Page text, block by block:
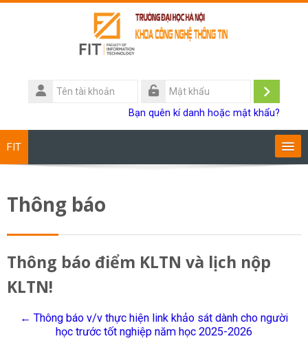
Tên
tài
Đăng
Bạn quên kí danh hoặc mật khẩu?
FIT
Giảng viên
Sinh viên
Research
Tiếng Việt
Thông báo
Thông báo điểm KLTN và lịch nộp
KLTN!
← Thông báo v/v thực hiện link khảo sát dành cho người
học trước tốt nghiệp năm học 2025-2026